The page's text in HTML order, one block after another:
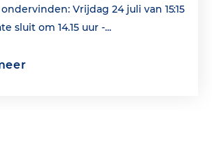
Vrijdag 24 juli van 15:15
sluit om 14.15 uur -...